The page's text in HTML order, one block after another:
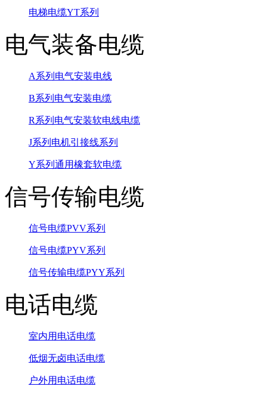
电梯电缆YT系列
电气装备电缆
A系列电气安装电线
B系列电气安装电缆
R系列电气安装软电线电缆
J系列电机引接线系列
Y系列通用橡套软电缆
信号传输电缆
信号电缆PVV系列
信号电缆PYV系列
信号传输电缆PYY系列
电话电缆
室内用电话电缆
低烟无卤电话电缆
户外用电话电缆